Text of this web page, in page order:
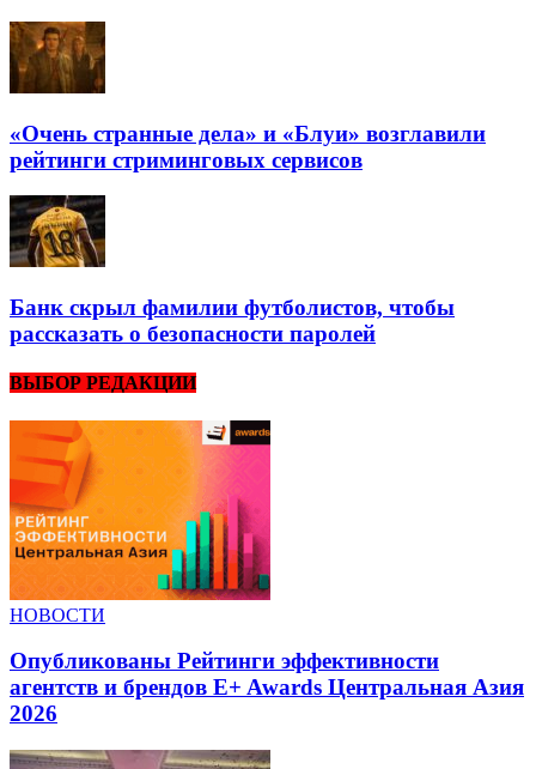
«Очень странные дела» и «Блуи» возглавили
рейтинги стриминговых сервисов
Банк скрыл фамилии футболистов, чтобы
рассказать о безопасности паролей
ВЫБОР РЕДАКЦИИ
НОВОСТИ
Опубликованы Рейтинги эффективности
агентств и брендов E+ Awards Центральная Азия
2026